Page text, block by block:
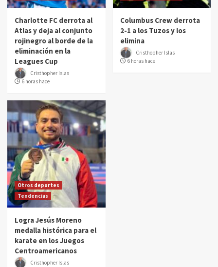
Charlotte FC derrota al
Atlas y deja al conjunto
rojinegro al borde de la
eliminación en la
Leagues Cup
Cristhopher Islas
6 horas hace
Columbus Crew derrota
2-1 a los Tuzos y los
elimina
Cristhopher Islas
6 horas hace
Otros deportes
Tendencias
Logra Jesús Moreno
medalla histórica para el
karate en los Juegos
Centroamericanos
Cristhopher Islas